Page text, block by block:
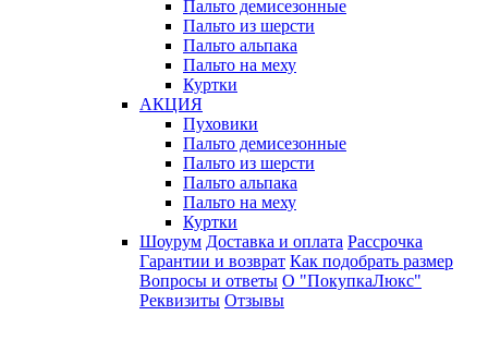
Пальто демисезонные
Пальто из шерсти
Пальто альпака
Пальто на меху
Куртки
АКЦИЯ
Пуховики
Пальто демисезонные
Пальто из шерсти
Пальто альпака
Пальто на меху
Куртки
Шоурум Доставка и оплата Рассрочка
Гарантии и возврат Как подобрать размер
Вопросы и ответы О "ПокупкаЛюкс"
Реквизиты Отзывы